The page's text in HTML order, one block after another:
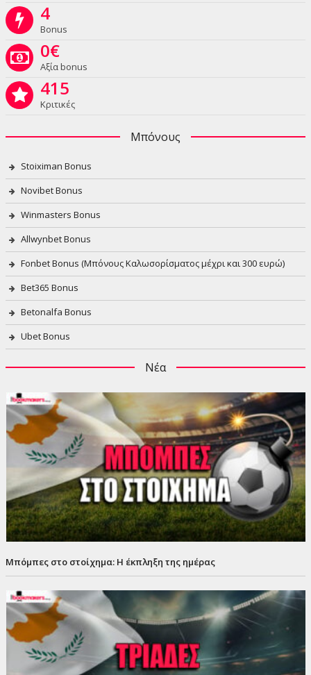
4
Bonus
0€
Αξία bonus
415
Κριτικές
Μπόνους
Stoiximan Bonus
Novibet Bonus
Winmasters Bonus
Allwynbet Bonus
Fonbet Bonus (Μπόνους Καλωσορίσματος μέχρι και 300 ευρώ)
Bet365 Bonus
Betonalfa Bonus
Ubet Bonus
Νέα
Μπόμπες στο στοίχημα: Η έκπληξη της ημέρας